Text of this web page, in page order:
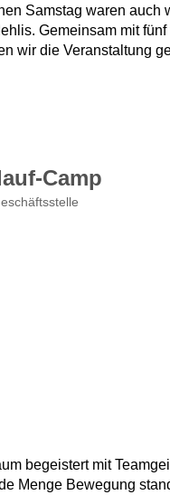
Samstag waren auch
Gemeinsam mit fünf
wir die Veranstaltung
Camp
begeistert mit
Menge Bewegung